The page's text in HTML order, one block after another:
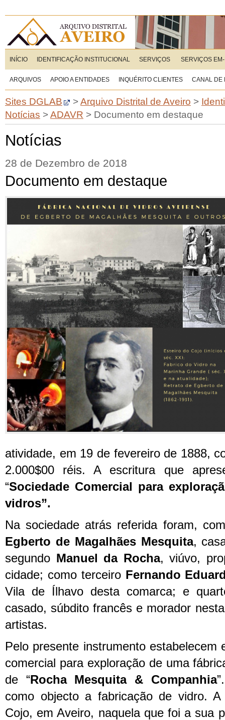
INÍCIO IDENTIFICAÇÃO INSTITUCIONAL SERVIÇOS SERVIÇOS
ARQUIVOS APOIO A ENTIDADES INQUÉRITO CLIENTES CANAL DE
Sites DGLAB >Arquivo Distrital de Aveiro >
Notícias >ADAVR > Documento em destaque
Notícias
28 de Dezembro de 2018
Documento em destaque
atividade, em 19 de fevereiro de 1888,
2.000$00 réis. A escritura que
“Sociedade Comercial para
vidros”.
Na sociedade atrás referida foram,
Egberto de Magalhães Mesquita,
segundo Manuel da Rocha, viúvo,
cidade; como terceiro Fernando
Vila de Ílhavo desta comarca; e
casado, súbdito francês e morador
artistas.
Pelo presente instrumento estabelecem
comercial para exploração de uma
de “Rocha Mesquita & Companhia
como objecto a fabricação de vidro.
Cojo, em Aveiro, naquela que foi a sua